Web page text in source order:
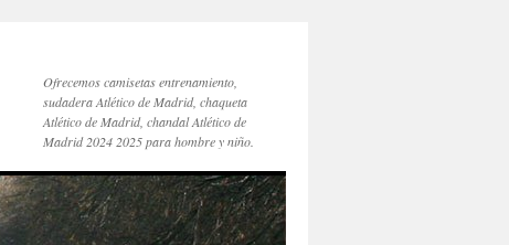
Ofrecemos camisetas entrenamiento,
sudadera Atlético de Madrid, chaqueta
Atlético de Madrid, chandal Atlético de
Madrid 2024 2025 para hombre y niño.